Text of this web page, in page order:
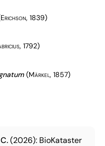
1839)
1792)
(Märkel, 1857)
(2026): BioKataster